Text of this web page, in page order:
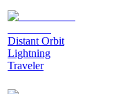
Distant Orbit
Lightning
Traveler